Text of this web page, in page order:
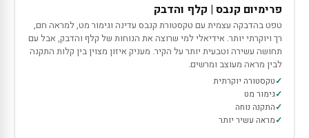
פרימיום קנבס | קלף והדבק
טפט בהדבקה עצמית עם טקסטורת קנבס עדינה וגימור מט, למראה חם,
רך ויוקרתי יותר. אידיאלי למי שרוצה את הנוחות של קלף והדבק, אבל עם
תחושה עשירה וטבעית יותר על הקיר. מעניק איזון מצוין בין קלות התקנה
לבין מראה מעוצב ומרשים.
טקסטורה יוקרתית
גימור מט
התקנה נוחה
מראה עשיר יותר